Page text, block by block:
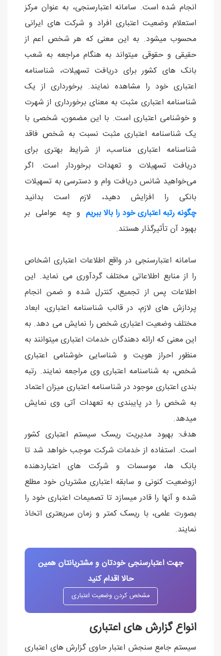
انجام شده است. سامانه اعتبارسنجی، به عنوان مرکز
استعلام وضعیت اعتباری افراد و شرکت های ایرانی
محسوب میشود. به این معنی که هر شخص اعم از
حقیقی و حقوقی میتواند به هنگام مراجعه به شعب
بانک های کشور برای دریافت تسهیلات، شناسنامه
اعتباری خود را مشاهده نمایند. برخورداری از یک
شناسنامه اعتباری مثبت به معنای برخورداری از شهرت
و خوشنامی اعتباری است. با این مضمون، شخصی با
یک شناسنامه اعتباری مثبت نسبت به شخص فاقد
شناسنامه اعتباری مناسب، از شرایط بهتری برای
دریافت تسهیلات و تعهدات برخوردار است. اگر
می‌خواهید شانس دریافت وام و دسترسی به تسهیلات
بانکی را افزایش دهید، لازم است بدانید
چگونه رتبه اعتباری خود را بالا ببریم و چه عواملی بر
بهبود آن تأثیرگذار هستند.
سامانه اعتبارسنجی در واقع اطلاعات اعتباری اشخاص
را از منابع اطلاعاتی مختلف گردآوری می نماید. این
اطلاعات پس از تجمیع، کنترل شده و ضمن انجام
پردازش های لازم، در قالب شناسنامه اعتباری، ابعاد
مختلف وضعیت اعتباری شخص را نمایش می دهد. به
این معنی که ارائه دهندگان خدمات اعتباری میتوانند به
منظور احراز هویت و شناسایی خوشنامی اعتباری
شخص، به شناسنامه اعتباری وی مراجعه نمایند. رتبه
بندی اعتباری موجود در شناسنامه اعتباری میزان اعتماد
به شخص را در پایبندی به تعهدات آتی وی نمایش
میدهد.
هدف: بهبود مديريت ريسک سيستم اعتباری کشور
است. استفاده از خدمات شرکت موجب خواهد شد تا
بانک ها، موسسات و شرکت های اعتباردهنده
ازوضعيت کنونی و سابقه اعتباری مشتريان خود مطلع
شده و آنها را قادر ميسازد تا تصميمات اعتباری خود را
بصورت علمی، با ريسک کمتر و زمان سريعتری اتخاذ
نمايند.
جهت اعتبارسنجی خودتان و مشتریانتان همین
حالا اقدام کنید
مشخص کردن وضعیت اعتباری
انواع گزارش های اعتباری
سيستم جامع سنجش اعتبار حاوی گزارش های اعتباری